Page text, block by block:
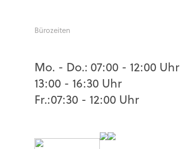
Bürozeiten
Mo. - Do.: 07:00 - 12:00 Uhr
13:00 - 16:30 Uhr
Fr.:07:30 - 12:00 Uhr